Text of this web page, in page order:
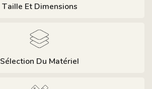
Taille Et Dimensions
Sélection Du Matériel